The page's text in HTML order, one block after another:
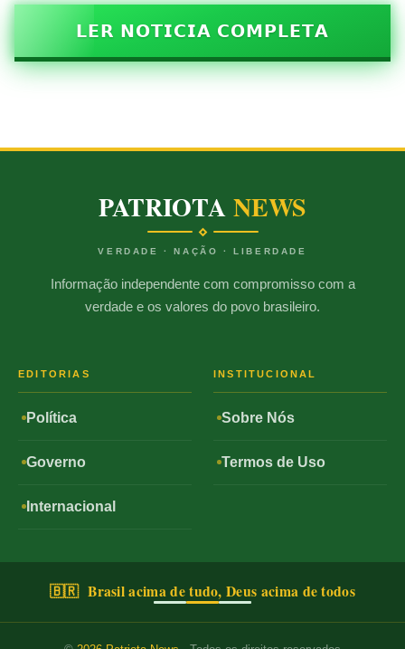
𝗟𝗘𝗥 𝗡𝗢𝗧𝗜𝗖𝗜𝗔 𝗖𝗢𝗠𝗣𝗟𝗘𝗧𝗔
PATRIOTANEWS
VERDADE · NAÇÃO · LIBERDADE
Informação independente com compromisso com a
verdade e os valores do povo brasileiro.
EDITORIAS
Política
Governo
Internacional
INSTITUCIONAL
Sobre Nós
Termos de Uso
🇧🇷 Brasil acima de tudo, Deus acima de todos